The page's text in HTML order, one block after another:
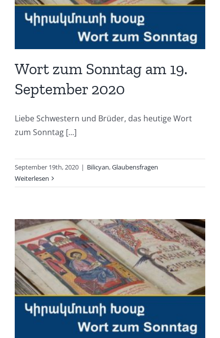
Wort zum Sonntag am 19.
September 2020
Liebe Schwestern und Brüder, das heutige Wort
zum Sonntag [...]
September 19th, 2020 | Bilicyan,Glaubensfragen
Weiterlesen